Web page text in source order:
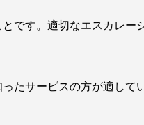
です。適切なエスカレ
たサービスの方が適して